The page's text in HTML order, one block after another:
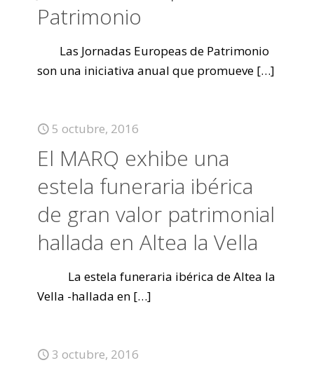
Patrimonio
Las Jornadas Europeas de Patrimonio
son una iniciativa anual que promueve […]
5 octubre, 2016
El MARQ exhibe una
estela funeraria ibérica
de gran valor patrimonial
hallada en Altea la Vella
La estela funeraria ibérica de Altea la
Vella -hallada en […]
3 octubre, 2016